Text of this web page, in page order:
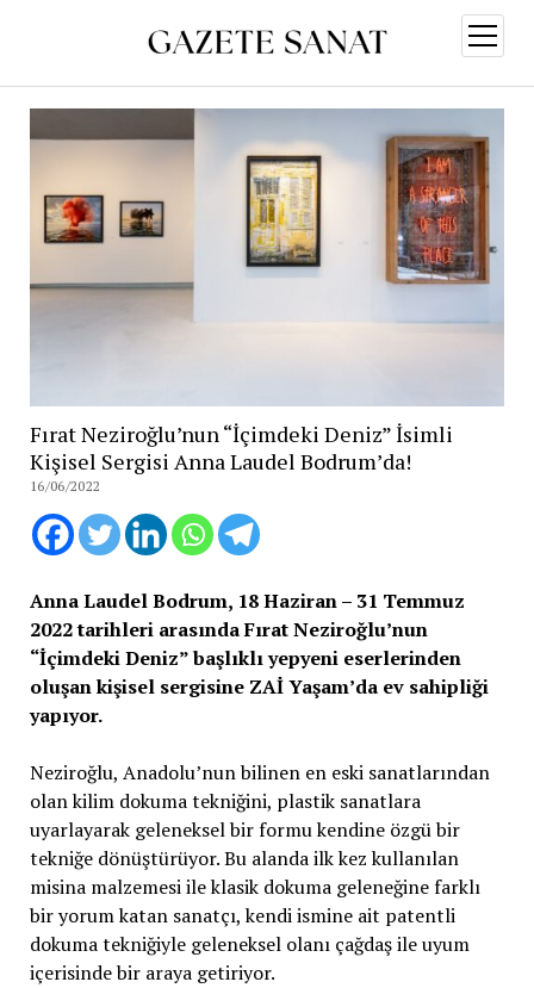
aç
Fırat Neziroğlu’nun “İçimdeki Deniz” İsimli
Kişisel Sergisi Anna Laudel Bodrum’da!
16/06/2022
Anna Laudel Bodrum, 18 Haziran – 31 Temmuz
2022 tarihleri arasında Fırat Neziroğlu’nun
“İçimdeki Deniz” başlıklı yepyeni eserlerinden
oluşan kişisel sergisine ZAİ Yaşam’da ev sahipliği
yapıyor.
Neziroğlu, Anadolu’nun bilinen en eski sanatlarından
olan kilim dokuma tekniğini, plastik sanatlara
uyarlayarak geleneksel bir formu kendine özgü bir
tekniğe dönüştürüyor. Bu alanda ilk kez kullanılan
misina malzemesi ile klasik dokuma geleneğine farklı
bir yorum katan sanatçı, kendi ismine ait patentli
dokuma tekniğiyle geleneksel olanı çağdaş ile uyum
içerisinde bir araya getiriyor.